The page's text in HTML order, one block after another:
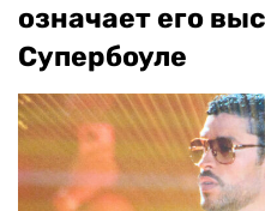
означает его
Супербоуле